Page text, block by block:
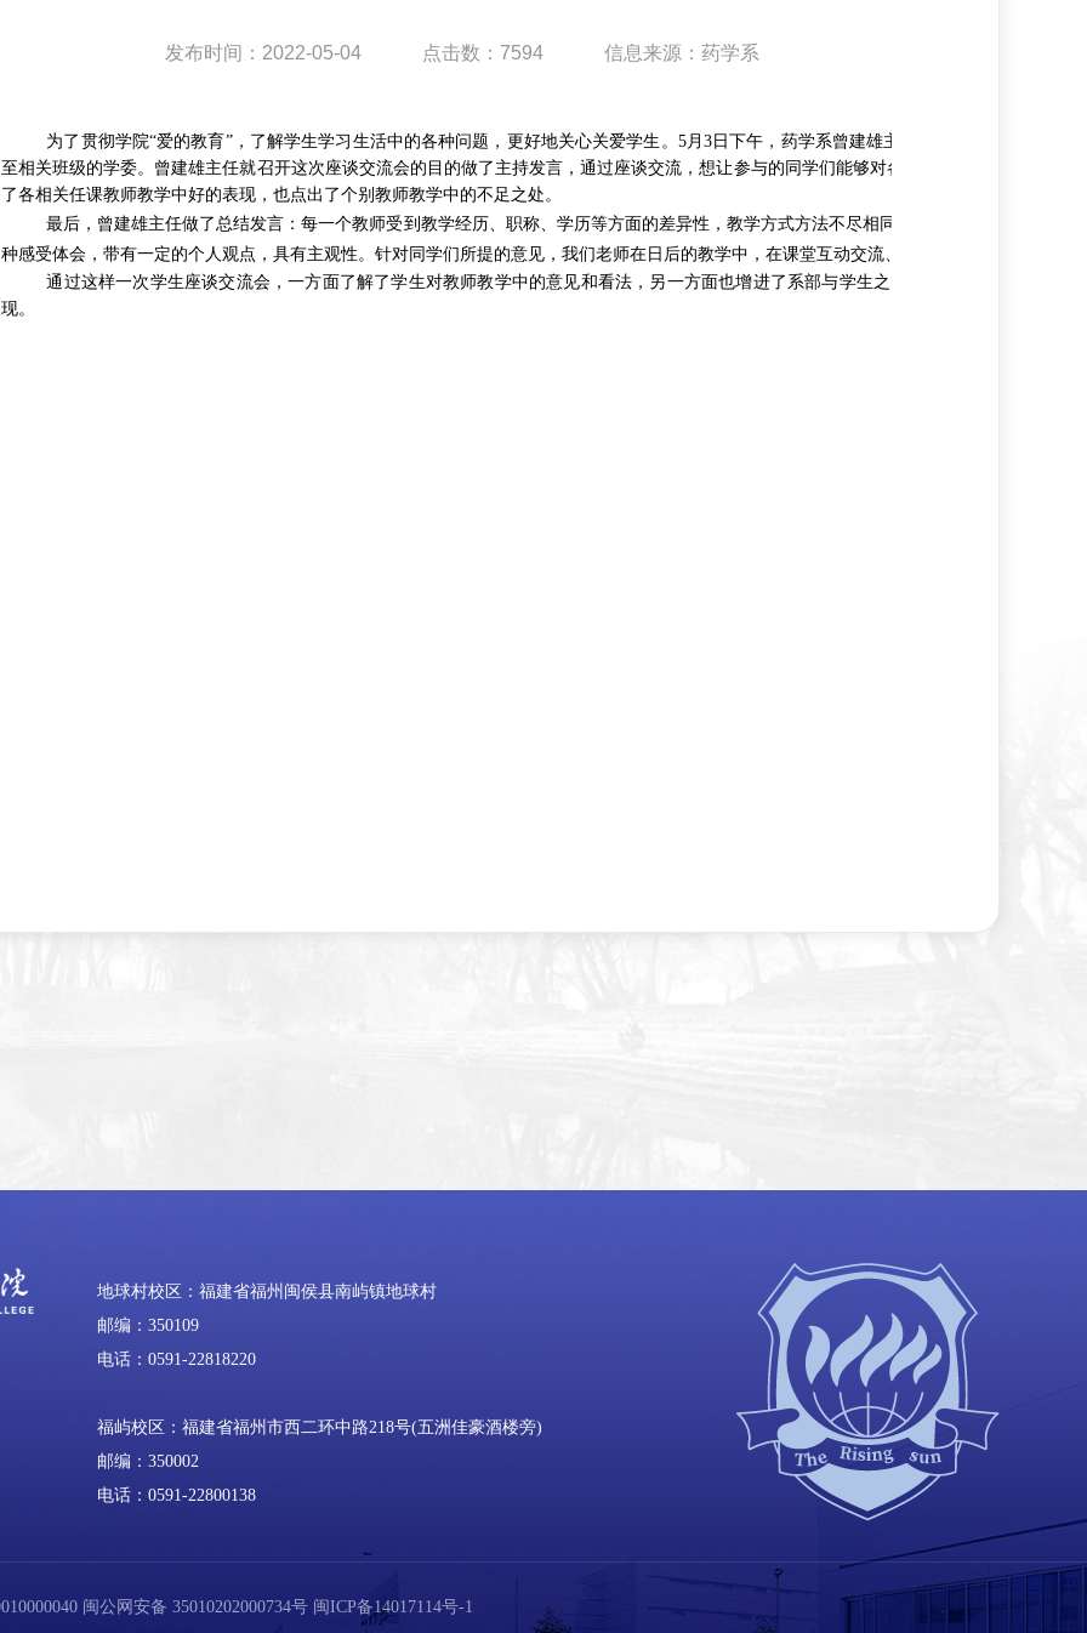
发布时间：2022-05-04 点击数：7594 信息来源：药学系
为了贯彻学院“爱的教育”，了解学生学习生活中的各种问题，更好地关心关爱学生。5月3日下午，药学系曾建雄主任与6个学生代表在药
至相关班级的学委。曾建雄主任就召开这次座谈交流会的目的做了主持发言，通过座谈交流，想让参与的同学们能够对各课程教师的教学表现进
了各相关任课教师教学中好的表现，也点出了个别教师教学中的不足之处。
最后，曾建雄主任做了总结发言：每一个教师受到教学经历、职称、学历等方面的差异性，教学方式方法不尽相同，但各有特点，这是客
种感受体会，带有一定的个人观点，具有主观性。针对同学们所提的意见，我们老师在日后的教学中，在课堂互动交流、拓展课外知识、实践实
通过这样一次学生座谈交流会，一方面了解了学生对教师教学中的意见和看法，另一方面也增进了系部与学生之间的距离，这也是“爱的
现。
地球村校区：福建省福州闽侯县南屿镇地球村
邮编：350109
电话：0591-22818220
福屿校区：福建省福州市西二环中路218号(五洲佳豪酒楼旁)
邮编：350002
电话：0591-22800138
闽公网安备 35010202000734号 闽ICP备14017114号-1